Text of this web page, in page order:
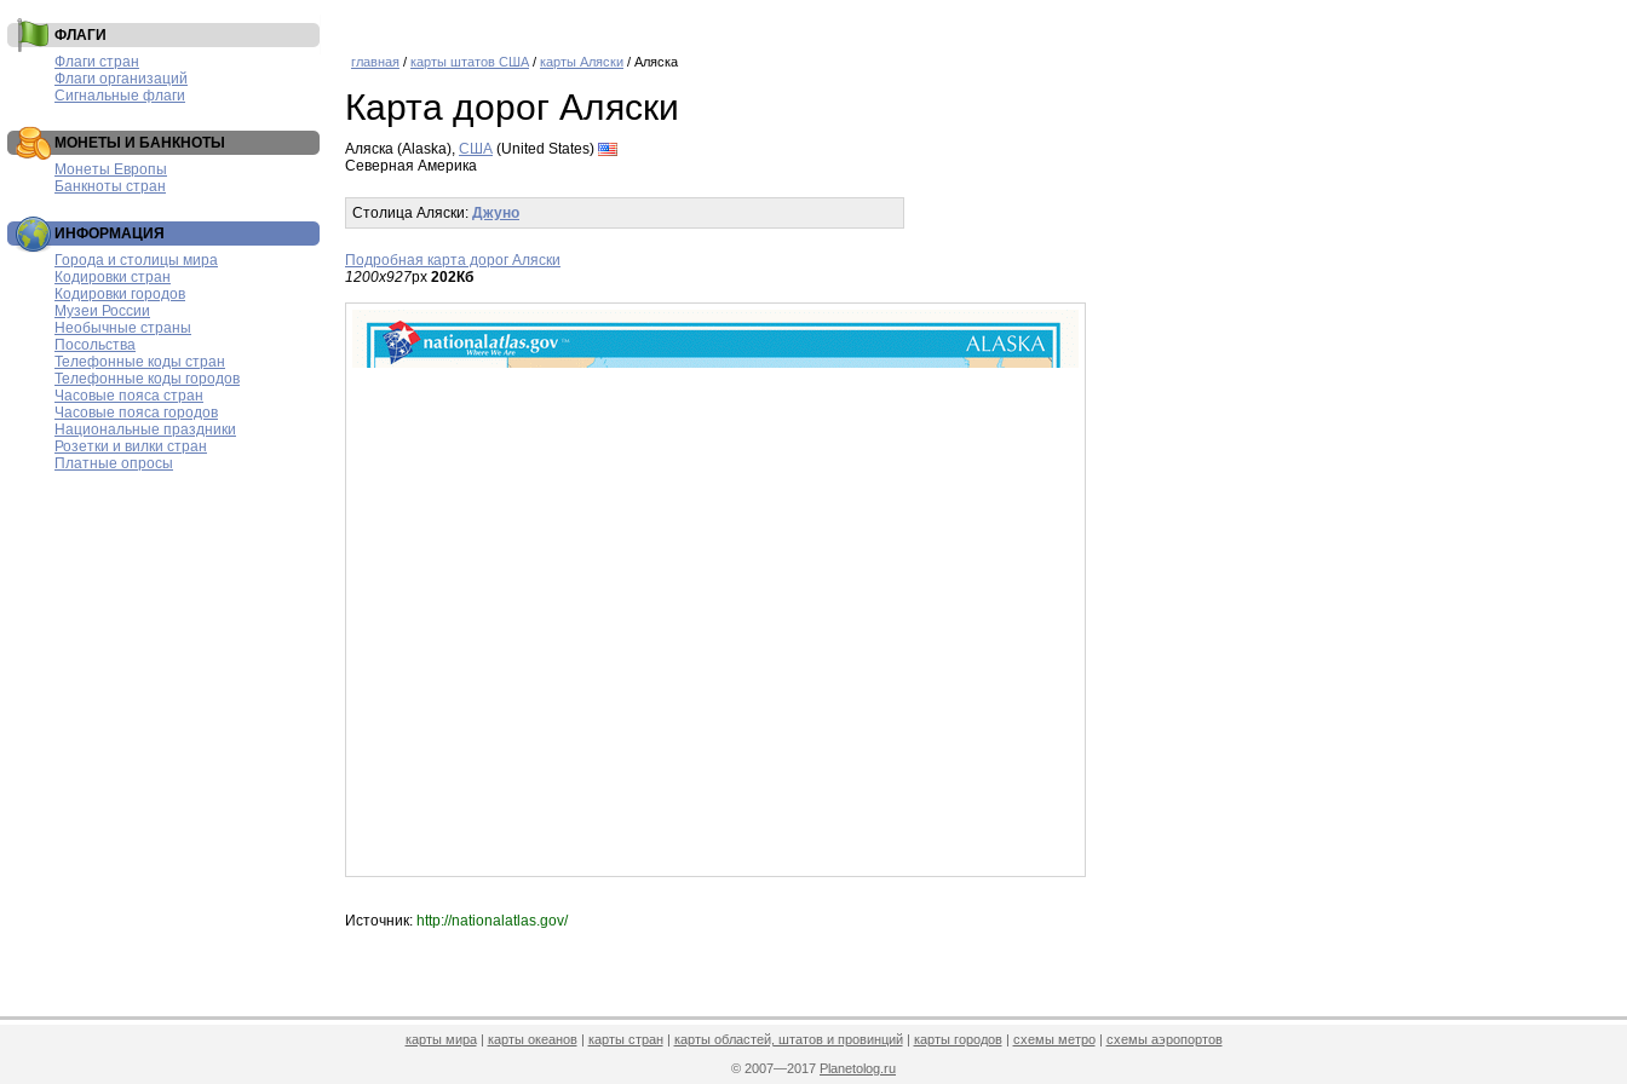
ФЛАГИ
Флаги стран
Флаги организаций
Сигнальные флаги
МОНЕТЫ И БАНКНОТЫ
Монеты Европы
Банкноты стран
ИНФОРМАЦИЯ
Города и столицы мира
Кодировки стран
Кодировки городов
Музеи России
Необычные страны
Посольства
Телефонные коды стран
Телефонные коды городов
Часовые пояса стран
Часовые пояса городов
Национальные праздники
Розетки и вилки стран
Платные опросы
главная / карты штатов США / карты Аляски / Аляска
Карта дорог Аляски
Аляска (Alaska), США (United States)
Северная Америка
Столица Аляски: Джуно
Подробная карта дорог Аляски
1200x927px 202Кб
Источник: http://nationalatlas.gov/
карты мира| карты океанов| карты стран| карты областей, штатов и провинций| карты городов| схемы метро| схемы аэропортов
© 2007—2017 Planetolog.ru